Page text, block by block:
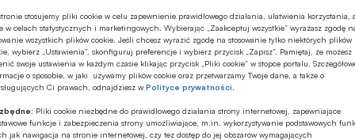
stosujemy pliki cookie w celu zapewnienie prawidłowego działania, ułatwienia korzystania, a
w celach statystycznych i marketingowych. Wybierając „Zaakceptuj wszystkie” wyrażasz zgodę
wszystkich plików cookie. Jeśli chcesz wyrazić zgodę na stosowanie tylko niektórych plików
wybierz „Ustawienia”, skonfiguruj preferencje i wybierz przycisk „Zapisz”. Pamiętaj, że możesz
swoje ustawienia w każdym czasie klikając przycisk „Pliki cookie” w stopce portalu.
o sposobie, w jaki używamy plików cookie oraz przetwarzamy Twoje dane, a także o
Ci prawach, odnajdziesz wPolityce prywatności
Pliki cookie niezbędne do prawidłowego działania strony internetowej, zapewniające
funkcje i zabezpieczenia strony umożliwiające, m.in. wykorzystywanie podstawowych
jak nawigacja na stronie internetowej, czy tez dostęp do jej obszarów wymagających
eksplanacyjną, wynikającą z faktu
sektora bankowego, ponieważ próba była losowa i
Polski.
w podjęciu takiego tematu badawczego, a także
i obecnych pracowników sektora bankowego.